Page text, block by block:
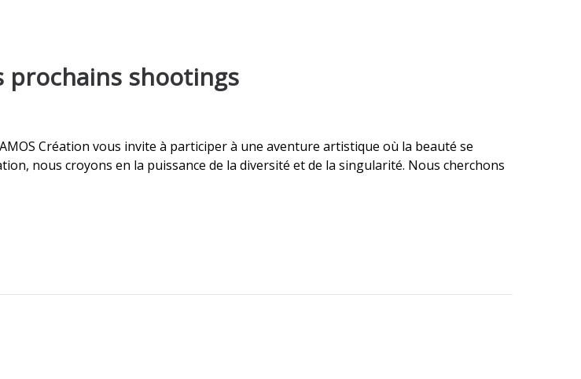
prochains shootings
Création vous invite à participer à une aventure artistique où la beauté se
nous croyons en la puissance de la diversité et de la singularité. Nous cherchons